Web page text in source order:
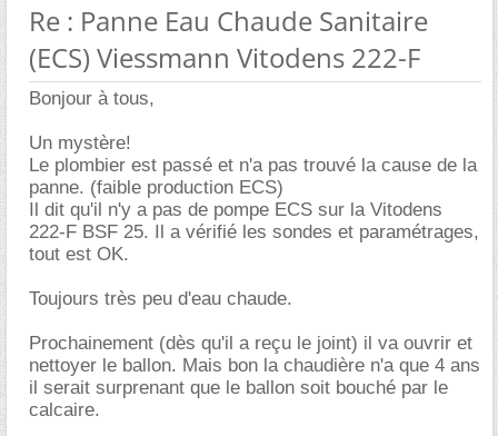
Re : Panne Eau Chaude Sanitaire
(ECS) Viessmann Vitodens 222-F
Bonjour à tous,
Un mystère!
Le plombier est passé et n'a pas trouvé la cause de la
panne. (faible production ECS)
Il dit qu'il n'y a pas de pompe ECS sur la Vitodens
222-F BSF 25. Il a vérifié les sondes et paramétrages,
tout est OK.
Toujours très peu d'eau chaude.
Prochainement (dès qu'il a reçu le joint) il va ouvrir et
nettoyer le ballon. Mais bon la chaudière n'a que 4 ans
il serait surprenant que le ballon soit bouché par le
calcaire.